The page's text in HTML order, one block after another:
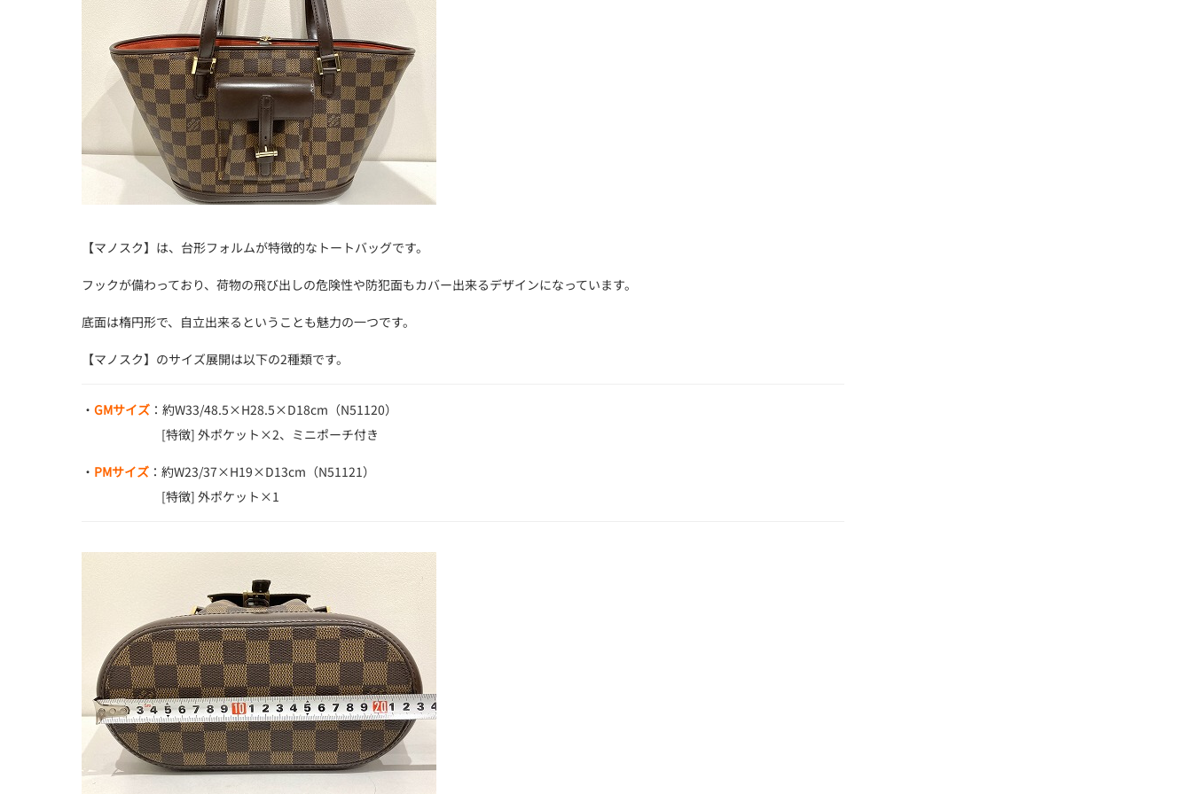
【マノスク】は、台形フォルムが特徴的なトートバッグです。
フックが備わっており、荷物の飛び出しの危険性や防犯面もカバー出来るデザインになっています。
底面は楕円形で、自立出来るということも魅力の一つです。
【マノスク】のサイズ展開は以下の2種類です。
・ GMサイズ ：約W33/48.5×H28.5×D18cm（N51120）
[特徴] 外ポケット×2、ミニポーチ付き
・ PMサイズ ：約W23/37×H19×D13cm（N51121）
[特徴] 外ポケット×1